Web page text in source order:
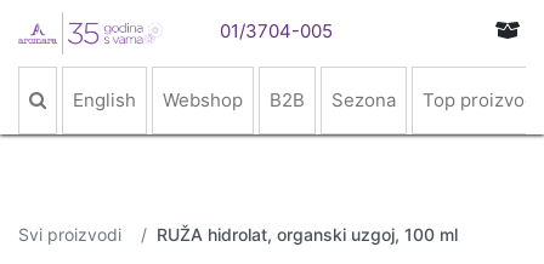
01/3704-005
English Webshop B2B Sezona Top proizvodi
Svi proizvodi RUŽA hidrolat, organski uzgoj, 100 ml